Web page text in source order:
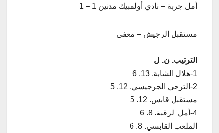
أمل جربة – نادي أولمبيك مدنين 1 – 1
مستقبل الرجيش – معفى
الترتيب. ن. ل
1-هلال الشابة. 13. 6
2-الترجي الجرجيسي. 12. 5
مستقبل قابس. 12. 5
4-أمل الرقبة. 8. 6
الملعب القابسي. 8. 6